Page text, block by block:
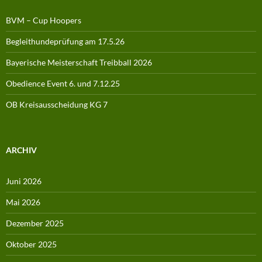
BVM – Cup Hoopers
Begleithundeprüfung am 17.5.26
Bayerische Meisterschaft Treibball 2026
Obedience Event 6. und 7.12.25
OB Kreisausscheidung KG 7
ARCHIV
Juni 2026
Mai 2026
Dezember 2025
Oktober 2025